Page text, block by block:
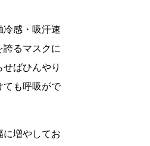
冷感・吸汗速
るマスクに
ばひんやり
ても呼吸がで
増やしてお